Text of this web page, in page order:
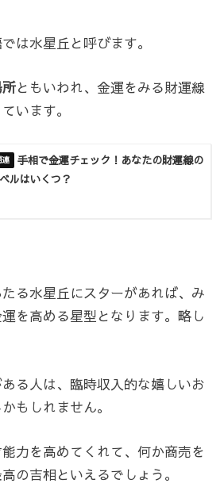
は水星丘と呼びます。
ともいわれ、金運をみる財運線
います。
手相で金運チェック！あなたの財運線の
ルはいくつ？
る水星丘にスターがあれば、み
を高める星型となります。略し
る人は、臨時収入的な嬉しいお
もしれません。
力を高めてくれて、何か商売を
の吉相といえるでしょう。